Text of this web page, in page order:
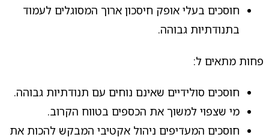
חוסכים בעלי אופק חיסכון ארוך המסוגלים לעמוד
בתנודתיות גבוהה.
פחות מתאים ל:
חוסכים סולידיים שאינם נוחים עם תנודתיות גבוהה.
מי שצפוי למשוך את הכספים בטווח הקרוב.
חוסכים המעדיפים ניהול אקטיבי המבקש להכות את